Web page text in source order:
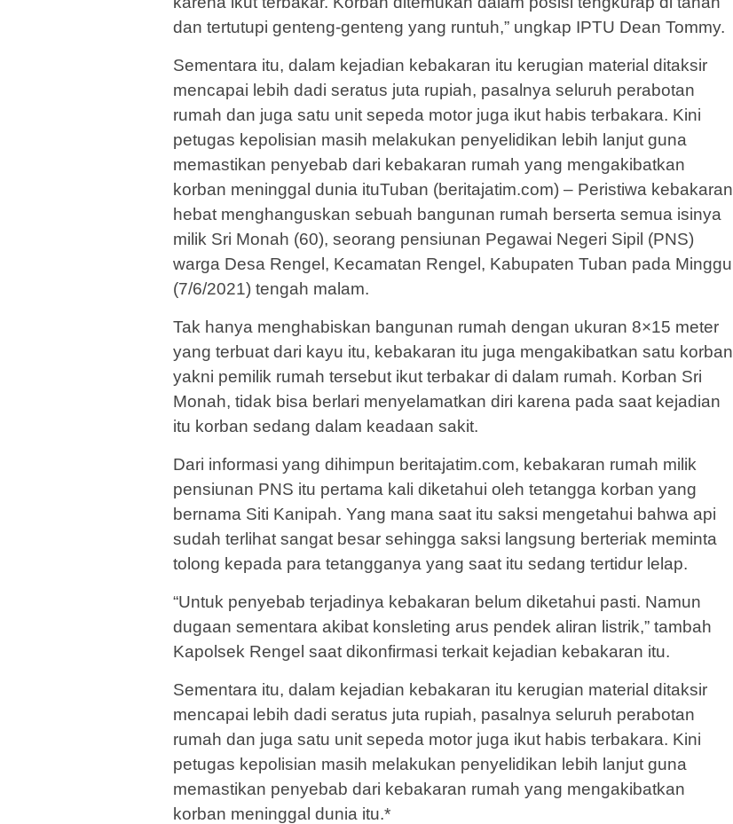
dan tertutupi genteng-genteng yang runtuh,” ungkap IPTU Dean Tommy.
Sementara itu, dalam kejadian kebakaran itu kerugian material ditaksir
mencapai lebih dadi seratus juta rupiah, pasalnya seluruh perabotan
rumah dan juga satu unit sepeda motor juga ikut habis terbakara. Kini
petugas kepolisian masih melakukan penyelidikan lebih lanjut guna
memastikan penyebab dari kebakaran rumah yang mengakibatkan
korban meninggal dunia ituTuban (beritajatim.com) – Peristiwa kebakaran
hebat menghanguskan sebuah bangunan rumah berserta semua isinya
milik Sri Monah (60), seorang pensiunan Pegawai Negeri Sipil (PNS)
warga Desa Rengel, Kecamatan Rengel, Kabupaten Tuban pada Minggu
(7/6/2021) tengah malam.
Tak hanya menghabiskan bangunan rumah dengan ukuran 8×15 meter
yang terbuat dari kayu itu, kebakaran itu juga mengakibatkan satu korban
yakni pemilik rumah tersebut ikut terbakar di dalam rumah. Korban Sri
Monah, tidak bisa berlari menyelamatkan diri karena pada saat kejadian
itu korban sedang dalam keadaan sakit.
Dari informasi yang dihimpun beritajatim.com, kebakaran rumah milik
pensiunan PNS itu pertama kali diketahui oleh tetangga korban yang
bernama Siti Kanipah. Yang mana saat itu saksi mengetahui bahwa api
sudah terlihat sangat besar sehingga saksi langsung berteriak meminta
tolong kepada para tetangganya yang saat itu sedang tertidur lelap.
“Untuk penyebab terjadinya kebakaran belum diketahui pasti. Namun
dugaan sementara akibat konsleting arus pendek aliran listrik,” tambah
Kapolsek Rengel saat dikonfirmasi terkait kejadian kebakaran itu.
Sementara itu, dalam kejadian kebakaran itu kerugian material ditaksir
mencapai lebih dadi seratus juta rupiah, pasalnya seluruh perabotan
rumah dan juga satu unit sepeda motor juga ikut habis terbakara. Kini
petugas kepolisian masih melakukan penyelidikan lebih lanjut guna
memastikan penyebab dari kebakaran rumah yang mengakibatkan
korban meninggal dunia itu.*